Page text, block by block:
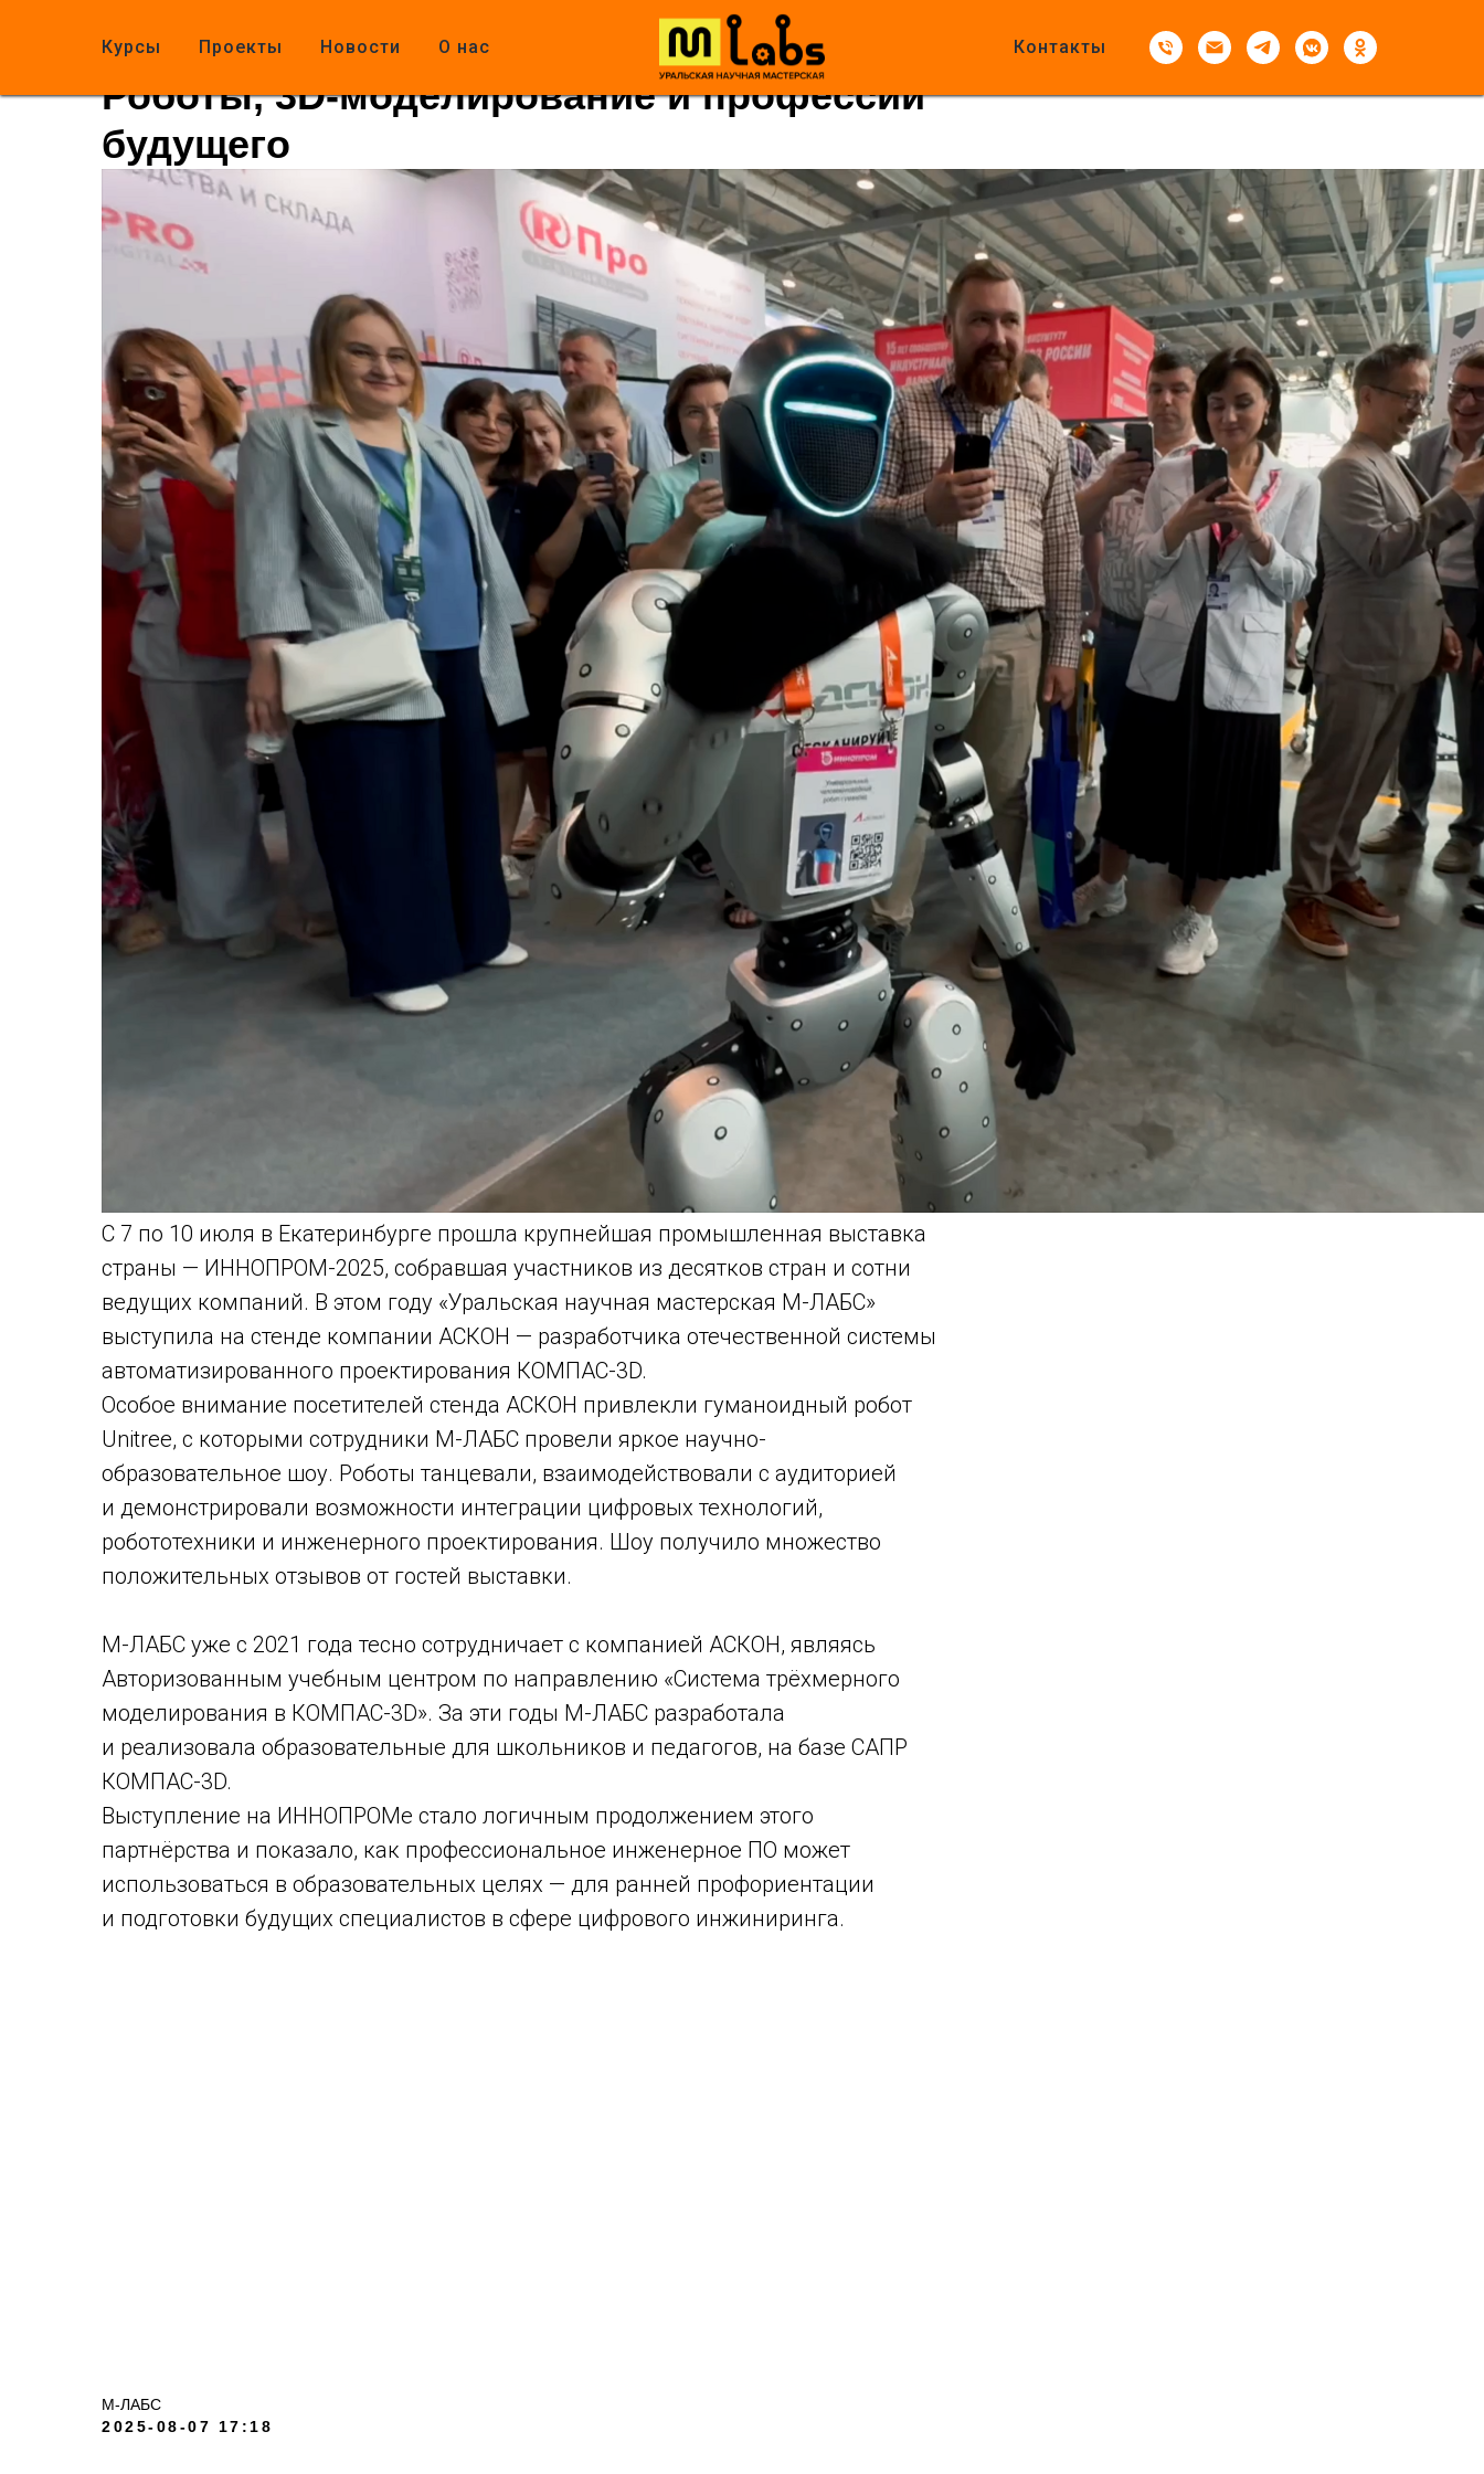
Курсы Проекты Новости О нас Контакты
Роботы, 3D-моделирование и профессии
будущего
С 7 по 10 июля в Екатеринбурге прошла крупнейшая промышленная выставка
страны — ИННОПРОМ-2025, собравшая участников из десятков стран и сотни
ведущих компаний. В этом году «Уральская научная мастерская М-ЛАБС»
выступила на стенде компании АСКОН — разработчика отечественной системы
автоматизированного проектирования КОМПАС-3D.
Особое внимание посетителей стенда АСКОН привлекли гуманоидный робот
Unitree, с которыми сотрудники М-ЛАБС провели яркое научно-
образовательное шоу. Роботы танцевали, взаимодействовали с аудиторией
и демонстрировали возможности интеграции цифровых технологий,
робототехники и инженерного проектирования. Шоу получило множество
положительных отзывов от гостей выставки.
М-ЛАБС уже с 2021 года тесно сотрудничает с компанией АСКОН, являясь
Авторизованным учебным центром по направлению «Система трёхмерного
моделирования в КОМПАС-3D». За эти годы М-ЛАБС разработала
и реализовала образовательные для школьников и педагогов, на базе САПР
КОМПАС-3D.
Выступление на ИННОПРОМе стало логичным продолжением этого
партнёрства и показало, как профессиональное инженерное ПО может
использоваться в образовательных целях — для ранней профориентации
и подготовки будущих специалистов в сфере цифрового инжиниринга.
М-ЛАБС
2025-08-07 17:18